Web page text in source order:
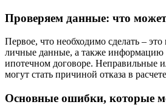
Проверяем данные: что
Первое, что необходимо сделать – это
личные данные, а также информацию
ипотечном договоре. Неправильные
могут стать причиной отказа в
Основные ошибки, которые